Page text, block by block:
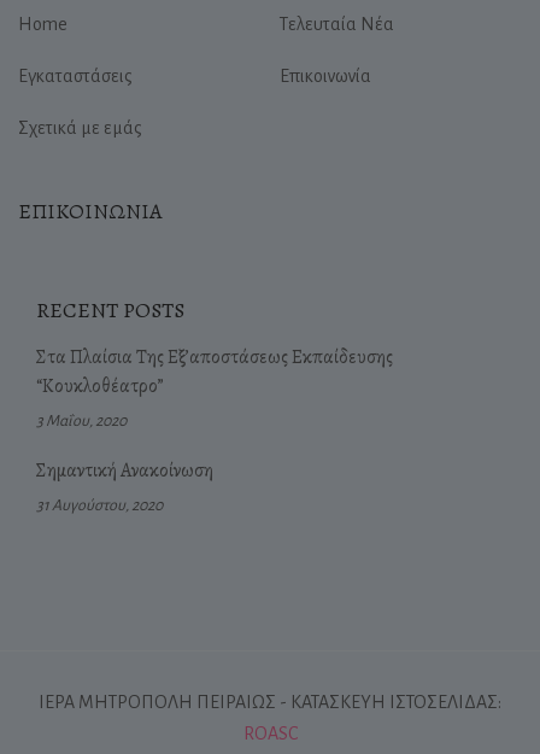
Home
Εγκαταστάσεις
Σχετικά με εμάς
Τελευταία Νέα
Επικοινωνία
ΕΠΙΚΟΙΝΩΝΙΑ
RECENT POSTS
Στα Πλαίσια Της Εξ’αποστάσεως Εκπαίδευσης
“Κουκλοθέατρο”
3 Μαΐου, 2020
Σημαντική Ανακοίνωση
31 Αυγούστου, 2020
ΙΕΡΑ ΜΗΤΡΟΠΟΛΗ ΠΕΙΡΑΙΩΣ - ΚΑΤΑΣΚΕΥΗ ΙΣΤΟΣΕΛΙΔΑΣ:
ROASC